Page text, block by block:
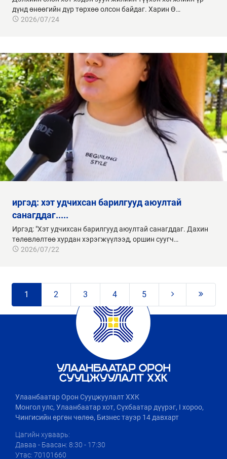
дүнд өнөөгийн дүр төрхөө олсон байдаг. Харин Ө…
2026/07/24
санагддаг.....
Иргэд: "Хэт удчихсан барилгууд аюултай санагддаг. Дахин
төлөвлөлтөө хурдан хэрэгжүүлээд, оршин суугч…
2026/07/22
1 2 3 4 5
Улаанбаатар Орон Сууцжуулалт ХХК
Монгол улс, Улаанбаатар хот, Сүхбаатар дүүрэг, I хороо,
Чингисийн өргөн чөлөө, Бизнес тауэр 14 давхарт
Цагийн хуваарь:
Даваа - Баасан: 8:30 - 17:30
Утас: 70101660